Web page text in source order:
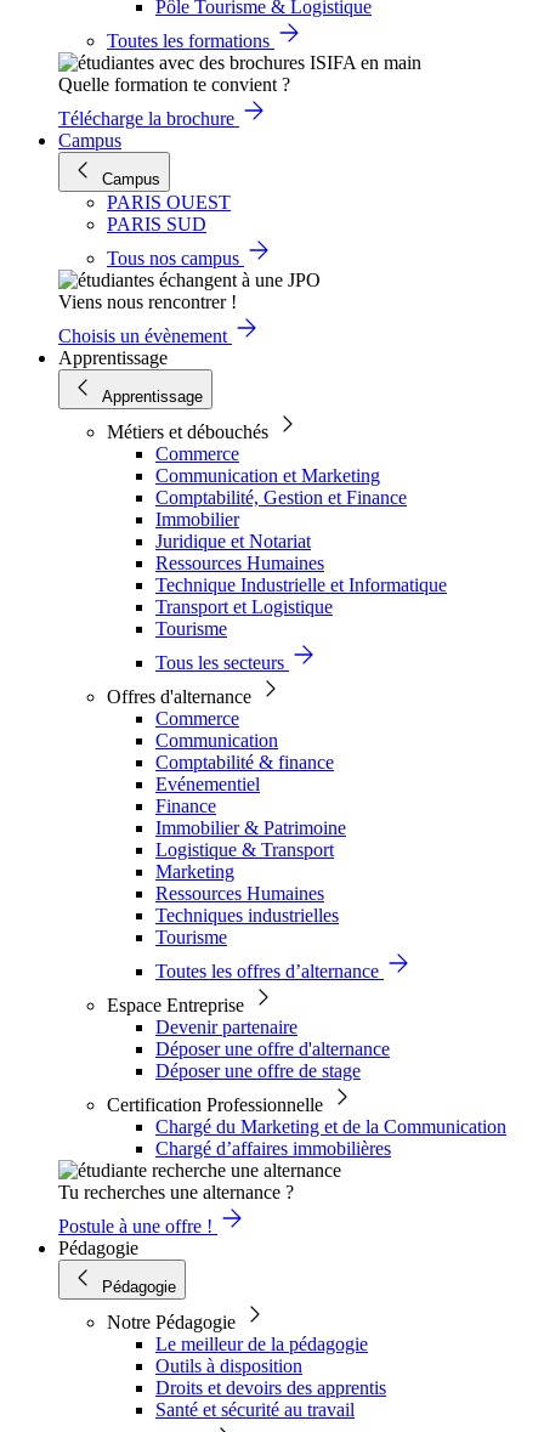
Pôle Tourisme & Logistique
Toutes les formations
Quelle formation te convient ?
Télécharge la brochure
Campus
Campus
PARIS OUEST
PARIS SUD
Tous nos campus
Viens nous rencontrer !
Choisis un évènement
Apprentissage
Apprentissage
Métiers et débouchés
Commerce
Communication et Marketing
Comptabilité, Gestion et Finance
Immobilier
Juridique et Notariat
Ressources Humaines
Technique Industrielle et Informatique
Transport et Logistique
Tourisme
Tous les secteurs
Offres d'alternance
Commerce
Communication
Comptabilité & finance
Evénementiel
Finance
Immobilier & Patrimoine
Logistique & Transport
Marketing
Ressources Humaines
Techniques industrielles
Tourisme
Toutes les offres d’alternance
Espace Entreprise
Devenir partenaire
Déposer une offre d'alternance
Déposer une offre de stage
Certification Professionnelle
Chargé du Marketing et de la Communication
Chargé d’affaires immobilières
Tu recherches une alternance ?
Postule à une offre !
Pédagogie
Pédagogie
Notre Pédagogie
Le meilleur de la pédagogie
Outils à disposition
Droits et devoirs des apprentis
Santé et sécurité au travail